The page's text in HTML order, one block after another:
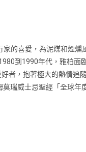
的喜愛，為泥煤和煙
到1990年代，雅柏
者，抱著極大的熱情
瑞威士忌聖經「全球